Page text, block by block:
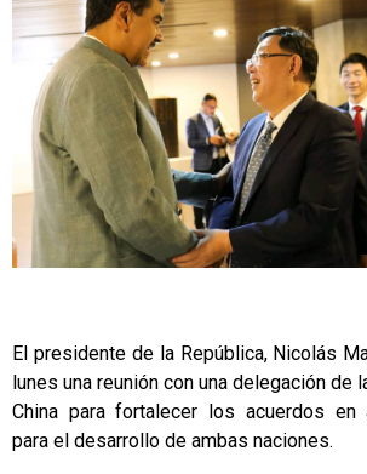
El presidente de la República, Nicolás
lunes una reunión con una delegación de
China para fortalecer los acuerdos en
para el desarrollo de ambas naciones.